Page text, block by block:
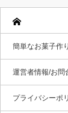
簡単なお菓子作
運営者情報/お問
プライバシーポ